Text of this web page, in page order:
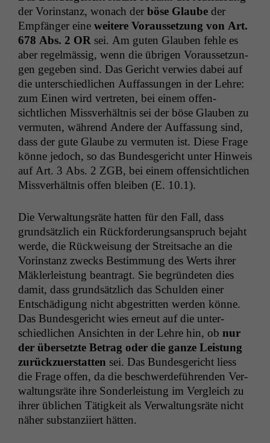
der Vorin­stanz, wonach der böse Glaube der
Empfänger eine weit­ere Voraus­set­zung von Art.
678 Abs. 2 OR sei. Am guten Glauben fehle es
aber regelmäs­sig, wenn die übri­gen Voraus­set­zun­
gen gegeben sind. Das Gericht ver­wies dabei auf
die unter­schiedlichen Auf­fas­sun­gen in der Lehre:
zum Einen wird vertreten, bei einem offen­
sichtlichen Missver­hält­nis sei der böse Glauben zu
ver­muten, während Andere der Auf­fas­sung sind,
dass der gute Glaube zu ver­muten ist. Diese Frage
könne jedoch, so das Bun­des­gericht unter Hin­weis
auf Art. 3 Abs. 2 ZGB, bei einem offen­sichtlichen
Missver­hält­nis offen bleiben (E. 10.1).
Die Ver­wal­tungsräte hat­ten für den Fall, dass
grund­sät­zlich ein Rück­forderungsanspruch bejaht
werde, die Rück­weisung der Stre­it­sache an die
Vorin­stanz zwecks Bes­tim­mung des Werts ihrer
Mäk­ler­leis­tung beantragt. Sie begrün­de­ten dies
damit, dass grund­sät­zlich das Schulden ein­er
Entschädi­gung nicht abgestrit­ten wer­den könne.
Das Bun­des­gericht wies erneut auf die unter­
schiedlichen Ansicht­en in der Lehre hin, ob nur
der über­set­zte Betrag oder die ganze Leis­tung
zurück­zuer­stat­ten sei. Das Bun­des­gericht liess
die Frage offen, da die beschw­erde­führen­den Ver­
wal­tungsräte ihre Son­der­leis­tung im Ver­gle­ich zu
ihrer üblichen Tätigkeit als Ver­wal­tungsräte nicht
näher sub­stanzi­iert hätten.